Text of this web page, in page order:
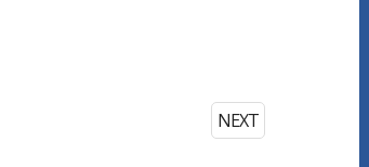
NEXT